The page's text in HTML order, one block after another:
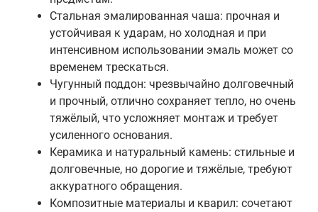
Стальная эмалированная чаша: прочная и
устойчивая к ударам, но холодная и при
интенсивном использовании эмаль может со
временем трескаться.
Чугунный поддон: чрезвычайно долговечный
и прочный, отлично сохраняет тепло, но очень
тяжёлый, что усложняет монтаж и требует
усиленного основания.
Керамика и натуральный камень: стильные и
долговечные, но дорогие и тяжёлые, требуют
аккуратного обращения.
Композитные материалы и кварил: сочетают